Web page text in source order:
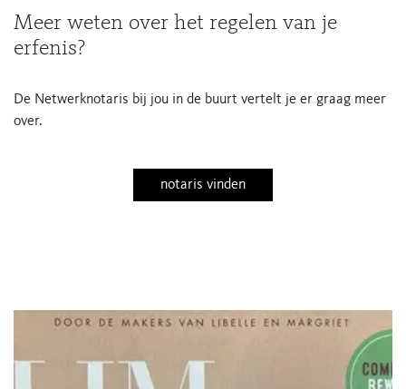
Meer weten over het regelen van je
erfenis?
De Netwerknotaris bij jou in de buurt vertelt je er graag meer
over.
notaris vinden